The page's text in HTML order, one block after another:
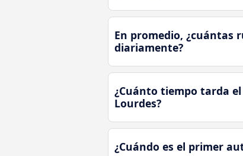
En promedio, ¿cuántas
diariamente?
¿Cuánto tiempo tarda
Lourdes?
¿Cuándo es el primer